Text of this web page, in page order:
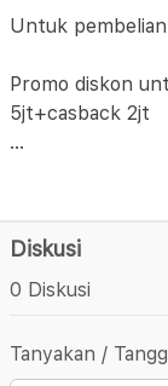
Untuk
Promo diskon
5jt+casback 2jt
...
Diskusi
0 Diskusi
Tanyakan /